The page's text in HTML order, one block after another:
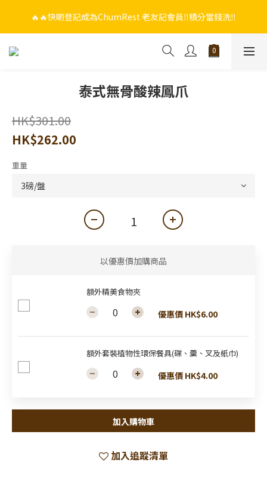
🔥🔥快啲登記成為ChumRest 老友記會員‼️積分當錢洗‼️
🔥🔥快啲登記成為ChumRest 老友記會員‼️積分當錢洗‼️
🎁🤩🤩超值優惠：網上下單選用~(銀行轉帳／FPS)為付款方式，滿
$988 即可免費獲贈手工紫蘇雞皮蝦（6串）價值$288‼️
🔥🔥快啲登記成為ChumRest 老友記會員‼️積分當錢洗‼️
泰式無骨酸辣鳳爪
HK$301.00
HK$262.00
重量
以優惠價加購商品
額外精美食物夾
優惠價 HK$6.00
額外套裝植物性環保餐具(碟、羹、叉及紙巾)
優惠價 HK$4.00
加入購物車
加入追蹤清單